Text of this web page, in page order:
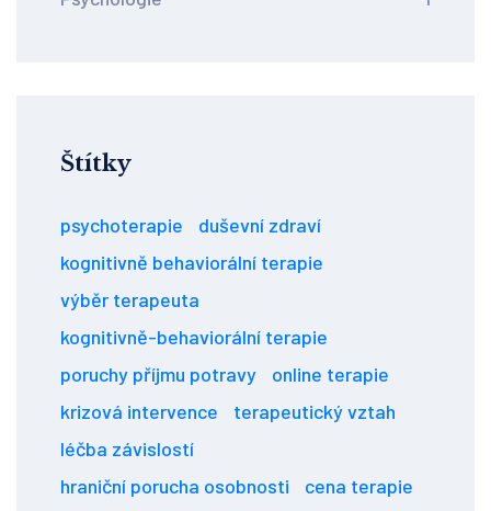
Štítky
psychoterapie
duševní zdraví
kognitivně behaviorální terapie
výběr terapeuta
kognitivně-behaviorální terapie
poruchy příjmu potravy
online terapie
krizová intervence
terapeutický vztah
léčba závislostí
hraniční porucha osobnosti
cena terapie